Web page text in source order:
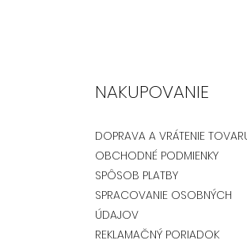
NAKUPOVANIE
DOPRAVA A VRÁTENIE
OBCHODNÉ PODMIENKY
SPÔSOB PLATBY
SPRACOVANIE OSOBNÝCH
ÚDAJOV
REKLAMAČNÝ PORIADOK